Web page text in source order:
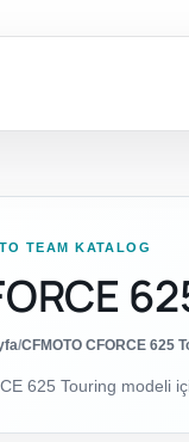
TEAM KATALOG
/CFMOTO CFORCE 625
625 Touring modeli